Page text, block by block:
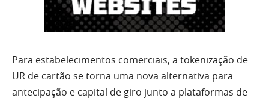
Para estabelecimentos comerciais, a tokenização de
UR de cartão se torna uma nova alternativa para
antecipação e capital de giro junto a plataformas de